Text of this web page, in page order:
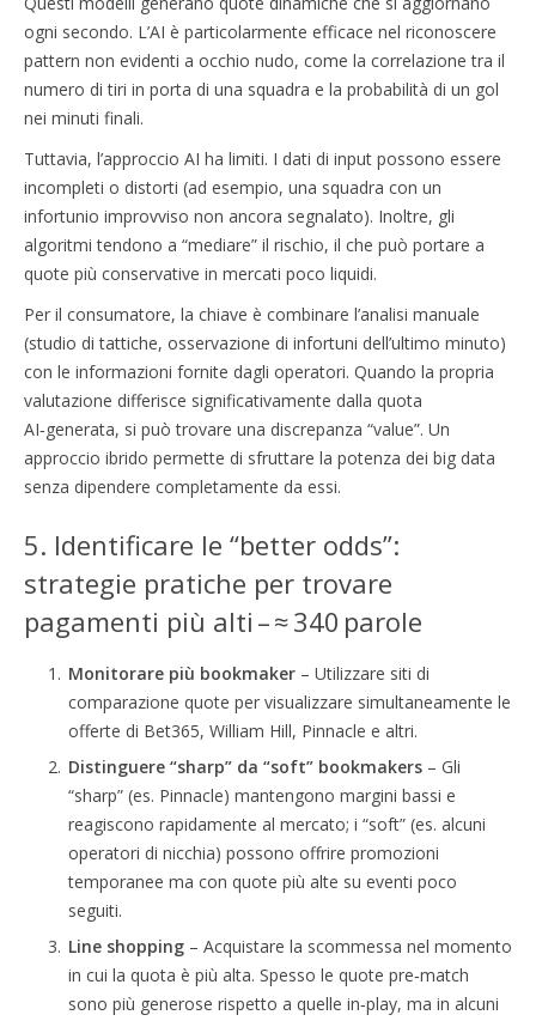
ogni secondo. L’AI è particolarmente efficace nel riconoscere
pattern non evidenti a occhio nudo, come la correlazione tra il
numero di tiri in porta di una squadra e la probabilità di un gol
nei minuti finali.
Tuttavia, l’approccio AI ha limiti. I dati di input possono essere
incompleti o distorti (ad esempio, una squadra con un
infortunio improvviso non ancora segnalato). Inoltre, gli
algoritmi tendono a “mediare” il rischio, il che può portare a
quote più conservative in mercati poco liquidi.
Per il consumatore, la chiave è combinare l’analisi manuale
(studio di tattiche, osservazione di infortuni dell’ultimo minuto)
con le informazioni fornite dagli operatori. Quando la propria
valutazione differisce significativamente dalla quota
AI‑generata, si può trovare una discrepanza “value”. Un
approccio ibrido permette di sfruttare la potenza dei big data
senza dipendere completamente da essi.
5. Identificare le “better odds”:
strategie pratiche per trovare
pagamenti più alti – ≈ 340 parole
Monitorare più bookmaker – Utilizzare siti di
comparazione quote per visualizzare simultaneamente le
offerte di Bet365, William Hill, Pinnacle e altri.
Distinguere “sharp” da “soft” bookmakers – Gli
“sharp” (es. Pinnacle) mantengono margini bassi e
reagiscono rapidamente al mercato; i “soft” (es. alcuni
operatori di nicchia) possono offrire promozioni
temporanee ma con quote più alte su eventi poco
seguiti.
Line shopping – Acquistare la scommessa nel momento
in cui la quota è più alta. Spesso le quote pre‑match
sono più generose rispetto a quelle in‑play, ma in alcuni